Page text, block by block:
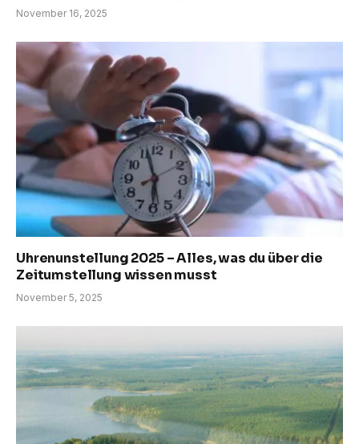
November 16, 2025
Uhrenunstellung 2025 – Alles, was du über die
Zeitumstellung wissen musst
November 5, 2025